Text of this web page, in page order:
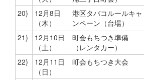
20)
12月8日
（木）
港区タバコルールキャ
ンペーン（台場）
21)
12月10日
（土）
町会もちつき準備
（レンタカー）
22)
12月11日
（日）
町会もちつき大会